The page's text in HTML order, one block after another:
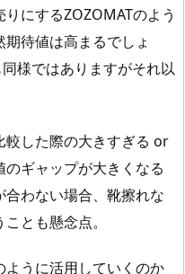
にするZOZOMATのよう
待値は高まるでしょ
様ではありますがそれ以
較した際の大きすぎる or
ギャップが大きくなる
わない場合、靴擦れな
とも懸念点。
ように活用していくのか